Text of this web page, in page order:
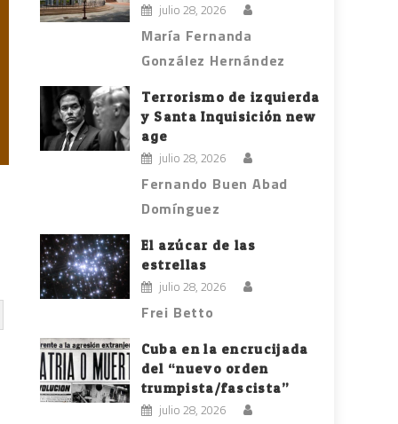
julio 28, 2026
María Fernanda
González Hernández
Terrorismo de izquierda
y Santa Inquisición new
age
julio 28, 2026
Fernando Buen Abad
Domínguez
El azúcar de las
estrellas
julio 28, 2026
Frei Betto
Cuba en la encrucijada
del “nuevo orden
trumpista/fascista”
julio 28, 2026